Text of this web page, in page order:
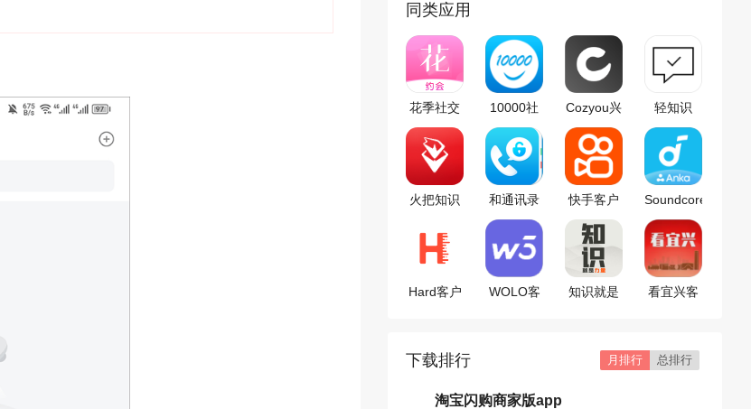
同类应用
花季社交
10000社
区客户端
Cozyou兴
趣社交
轻知识
火把知识 和通讯录
快手客户
端
Soundcore
客户端
Hard客户
WOLO客
知识就是
看宜兴客
下载排行 月排行 总排行
淘宝闪购商家版app